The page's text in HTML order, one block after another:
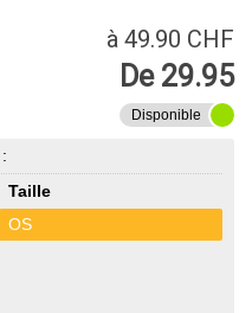
à 49.90 CHF
De 29.95
Disponible
Taille
OS